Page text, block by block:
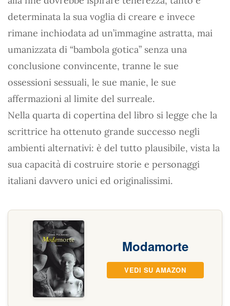
determinata la sua voglia di creare e invece
rimane inchiodata ad un’immagine astratta, mai
umanizzata di “bambola gotica” senza una
conclusione convincente, tranne le sue
ossessioni sessuali, le sue manie, le sue
affermazioni al limite del surreale.
Nella quarta di copertina del libro si legge che la
scrittrice ha ottenuto grande successo negli
ambienti alternativi: è del tutto plausibile, vista la
sua capacità di costruire storie e personaggi
italiani davvero unici ed originalissimi.
Modamorte
VEDI SU AMAZON